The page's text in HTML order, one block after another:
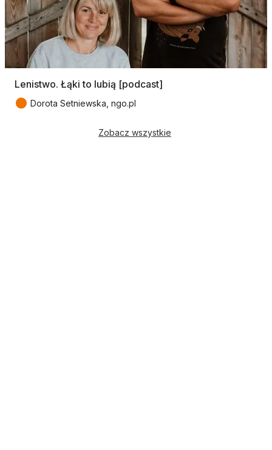
Lenistwo. Łąki to lubią [podcast]
● Dorota Setniewska, ngo.pl
Zobacz wszystkie